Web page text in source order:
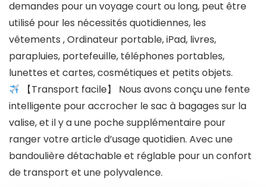
demandes pour un voyage court ou long, peut être
utilisé pour les nécessités quotidiennes, les
vêtements , Ordinateur portable, iPad, livres,
parapluies, portefeuille, téléphones portables,
lunettes et cartes, cosmétiques et petits objets.
【Transport facile】 Nous avons conçu une fente
intelligente pour accrocher le sac à bagages sur la
valise, et il y a une poche supplémentaire pour
ranger votre article d’usage quotidien. Avec une
bandoulière détachable et réglable pour un confort
de transport et une polyvalence.